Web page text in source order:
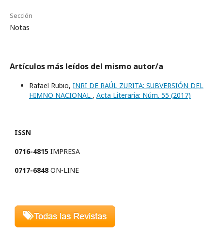
Sección
Notas
Artículos más leídos del mismo autor/a
Rafael Rubio, INRI DE RAÚL ZURITA: SUBVERSIÓN DEL
HIMNO NACIONAL , Acta Literaria: Núm. 55 (2017)
ISSN
0716-4815 IMPRESA
0717-6848ON-LINE